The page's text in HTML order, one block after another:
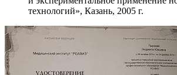
технологий», Казань, 2005 г.